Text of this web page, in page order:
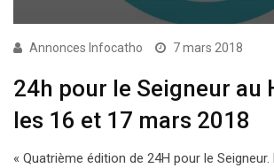
Annonces Infocatho 7 mars 2018
24h pour le Seigneur au
les 16 et 17 mars 2018
« Quatrième édition de 24H pour le